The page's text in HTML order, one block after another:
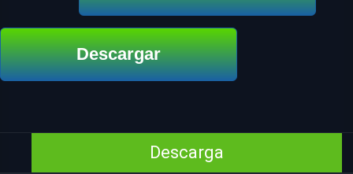
Descargar
Descarga